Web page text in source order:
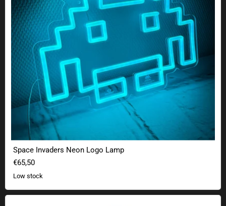
Space Invaders Neon Logo Lamp
€65,50
Low stock